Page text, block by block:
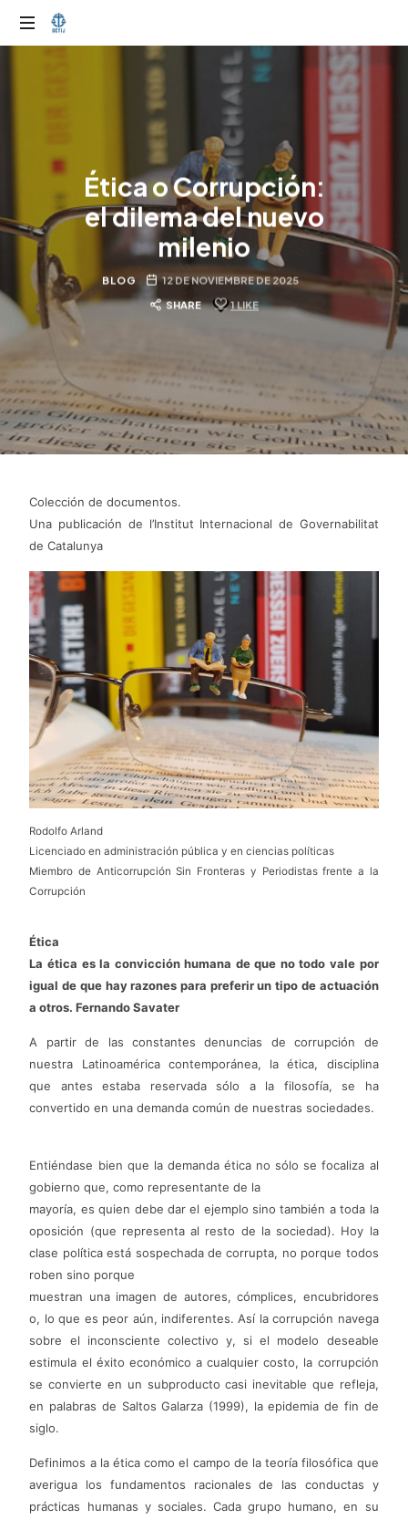
Ética o Corrupción:
el dilema del nuevo
milenio
BLOG 12 DE NOVIEMBRE DE 2025
SHARE 1LIKE
Colección de documentos.
Una publicación de l’Institut Internacional de Governabilitat
de Catalunya
Rodolfo Arland
Licenciado en administración pública y en ciencias políticas
Miembro de Anticorrupción Sin Fronteras y Periodistas frente a la
Corrupción
Ética
La ética es la convicción humana de que no todo vale por
igual de que hay razones para preferir un tipo de actuación
a otros. Fernando Savater
A partir de las constantes denuncias de corrupción de
nuestra Latinoamérica contemporánea, la ética, disciplina
que antes estaba reservada sólo a la filosofía, se ha
convertido en una demanda común de nuestras sociedades.
Entiéndase bien que la demanda ética no sólo se focaliza al
gobierno que, como representante de la
mayoría, es quien debe dar el ejemplo sino también a toda la
oposición (que representa al resto de la sociedad). Hoy la
clase política está sospechada de corrupta, no porque todos
roben sino porque
muestran una imagen de autores, cómplices, encubridores
o, lo que es peor aún, indiferentes. Así la corrupción navega
sobre el inconsciente colectivo y, si el modelo deseable
estimula el éxito económico a cualquier costo, la corrupción
se convierte en un subproducto casi inevitable que refleja,
en palabras de Saltos Galarza (1999), la epidemia de fin de
siglo.
Definimos a la ética como el campo de la teoría filosófica que
averigua los fundamentos racionales de las conductas y
prácticas humanas y sociales. Cada grupo humano, en su